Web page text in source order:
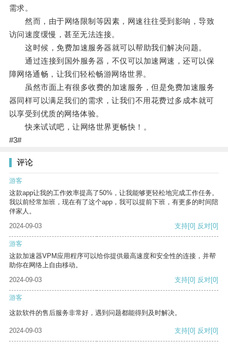
需求。
然而，由于网络限制等因素，网速往往受到影响，导致
访问速度缓慢，甚至无法连接。
这时候，免费加速服务器就可以帮助我们解决问题。
通过连接到国外服务器，不仅可以加速网速，还可以保
障网络通畅，让我们轻松畅游网络世界。
虽然市面上有很多收费的加速服务，但是免费加速服务
器同样可以满足我们的需求，让我们不用花费过多成本就可
以享受到优质的网络体验。
快来试试吧，让网络世界更畅快！。
#3#
评论
游客
这款app让我的工作效率提高了50%，让我能够更轻松地完成工作任务。
我以前经常加班，现在有了这个app，我可以提前下班，有更多的时间陪
伴家人。
2024-09-03
支持[0] 反对[0]
游客
这款加速器VPM应用程序可以给你提供最高速度和安全性的连接，并帮
助你在网络上自由移动。
2024-09-03
支持[0] 反对[0]
游客
这款软件的售后服务非常好，遇到问题都能得到及时解决。
2024-09-03 支持[0] 反对[0]